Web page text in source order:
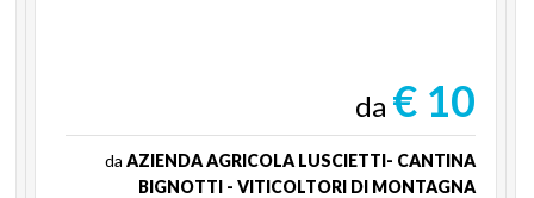
da € 10
da AZIENDA AGRICOLA LUSCIETTI- CANTINA
BIGNOTTI - VITICOLTORI DI MONTAGNA